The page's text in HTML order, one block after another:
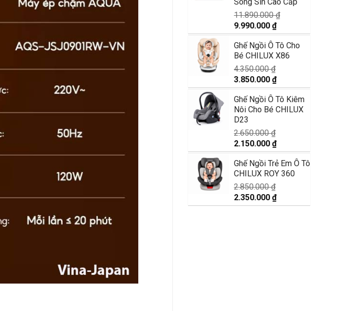
7.999.000 ₫.
Sóng Sin Cao Cấp
11.890.000₫
Giá
gốc
là:
11.890.000 ₫.
9.990.000 ₫Giá
hiện
tại
là:
Ghế Ngồi Ô Tô Cho
Bé CHILUX X86
4.350.000₫
Giá
gốc
là:
4.350.000 ₫.
3.850.000 ₫Giá
hiện
tại
là:
Ghế Ngồi Ô Tô Kiêm
Nôi Cho Bé CHILUX
D23
2.650.000₫
Giá
gốc
là:
2.650.000 ₫.
2.150.000 ₫Giá
hiện
tại
là:
Ghế Ngồi Trẻ Em Ô Tô
CHILUX ROY 360
2.850.000₫
Giá
gốc
2.350.000 ₫Giá
hiện